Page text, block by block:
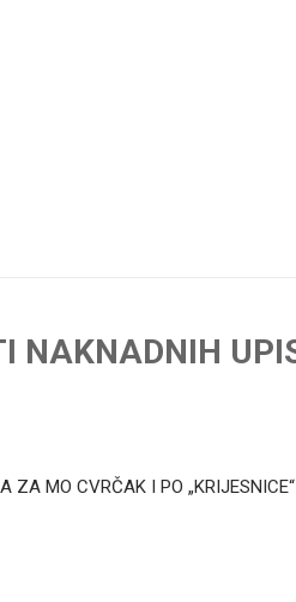
NAKNADNIH
ZA MO CVRČAK I PO